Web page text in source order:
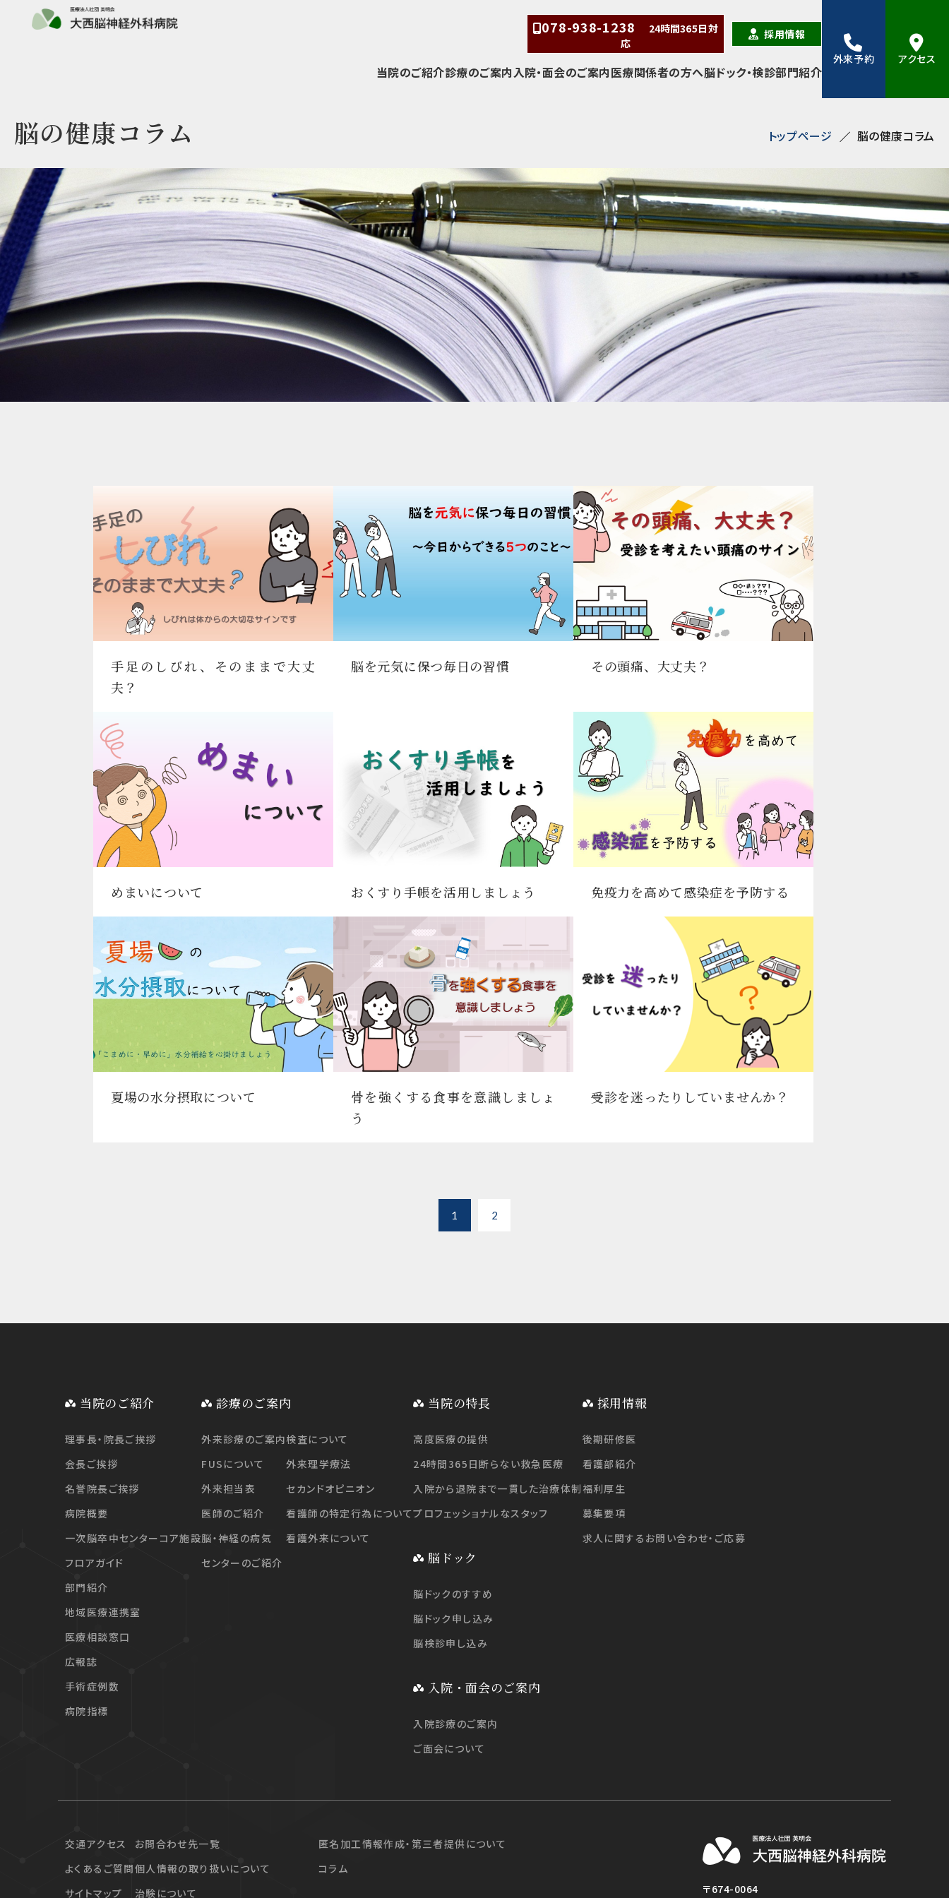
078-938-1238 24時間365日対
応
採用情報
当院のご紹介診療のご案内入院・面会のご案内医療関係者の方へ脳ドック・検診部門紹介
外来予約 アクセス
脳の健康コラム トップページ 脳の健康コラム
手足のしびれ、そのままで大丈
夫？
脳を元気に保つ毎日の習慣 その頭痛、大丈夫？
めまいについて おくすり手帳を活用しましょう 免疫力を高めて感染症を予防する
夏場の水分摂取について
骨を強くする食事を意識しましょ
う
受診を迷ったりしていませんか？
1 2
当院のご紹介
理事長・院長ご挨拶
会長ご挨拶
名誉院長ご挨拶
病院概要
一次脳卒中センターコア施設
フロアガイド
部門紹介
地域医療連携室
医療相談窓口
広報誌
手術症例数
病院指標
診療のご案内
外来診療のご案内
FUSについて
外来担当表
医師のご紹介
脳・神経の病気
センターのご紹介
検査について
外来理学療法
セカンドオピニオン
看護師の特定行為について
看護外来について
当院の特長
高度医療の提供
24時間365日断らない救急医療
入院から退院まで一貫した治療体制
プロフェッショナルなスタッフ
脳ドック
脳ドックのすすめ
脳ドック申し込み
脳検診申し込み
入院・面会のご案内
入院診療のご案内
ご面会について
採用情報
後期研修医
看護部紹介
福利厚生
募集要項
求人に関するお問い合わせ・ご応募
〒674-0064
交通アクセス
よくあるご質問
サイトマップ
お問合わせ先一覧
個人情報の取り扱いについて
治験について
匿名加工情報作成・第三者提供について
コラム